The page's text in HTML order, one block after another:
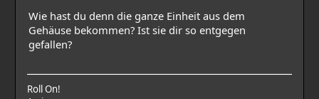
Wie hast du denn die ganze Einheit aus dem
Gehäuse bekommen? Ist sie dir so entgegen
gefallen?
Roll On!